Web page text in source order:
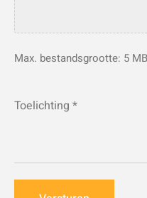
Max. bestandsgrootte: 5
Toelichting